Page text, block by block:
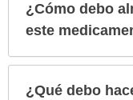
¿Cómo debo
este
¿Qué debo